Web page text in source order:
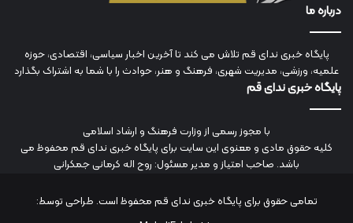
درباره ما
پایگاه خبری ندای قم تلاش می کند تا آخرین اخبار سیاسی، اقتصادی، حوزه
علمیه، ورزشی، مدیریت شهری، فرهنگ و هنر، حوادث را با شما به اشتراک بگذارد
پایگاه خبری ندای قم
با مجوز رسمی از وزارت فرهنگ و ارشاد اسلامی
کلیه حقوق مادی و معنوی این سایت برای پایگاه خبری ندای قم محفوظ می
باشد. صاحب امتیاز و مدیر مسئول: روح اله کرمانی جمکرانی
تمامی حقوق برای پایگاه خبری ندای قم محفوظ است. طراحی توسط: